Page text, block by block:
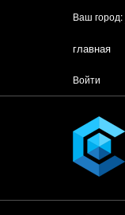
Ваш город:
главная
Войти